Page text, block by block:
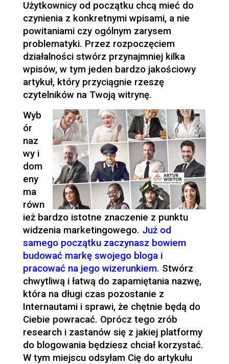
Użytkownicy od początku chcą mieć do
czynienia z konkretnymi wpisami, a nie
powitaniami czy ogólnym zarysem
problematyki. Przez rozpoczęciem
działalności stwórz przynajmniej kilka
wpisów, w tym jeden bardzo jakościowy
artykuł, który przyciągnie rzeszę
czytelników na Twoją witrynę.
Wyb
ór
naz
wy i
dom
eny
ma
równ
ież bardzo istotne znaczenie z punktu
widzenia marketingowego. Już od
samego początku zaczynasz bowiem
budować markę swojego bloga i
pracować na jego wizerunkiem. Stwórz
chwytliwą i łatwą do zapamiętania nazwę,
która na długi czas pozostanie z
Internautami i sprawi, że chętnie będą do
Ciebie powracać. Oprócz tego zrób
research i zastanów się z jakiej platformy
do blogowania będziesz chciał korzystać.
W tym miejscu odsyłam Cię do artykułu